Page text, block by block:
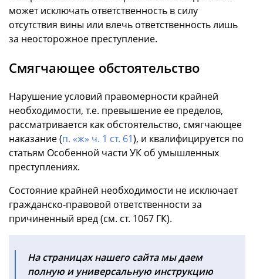
может исключать ответственность в силу
отсутствия вины или влечь ответственность лишь
за неосторожное преступление.
Смягчающее обстоятельство
Нарушение условий правомерности крайней
необходимости, т.е. превышение ее пределов,
рассматривается как обстоятельство, смягчающее
наказание (п. «ж» ч. 1 ст. 61), и квалифицируется по
статьям Особенной части УК об умышленных
преступлениях.
Состояние крайней необходимости не исключает
гражданско-правовой ответственности за
причиненный вред (см. ст. 1067 ГК).
На страницах нашего сайта мы даем
полную и универсальную инструкцию